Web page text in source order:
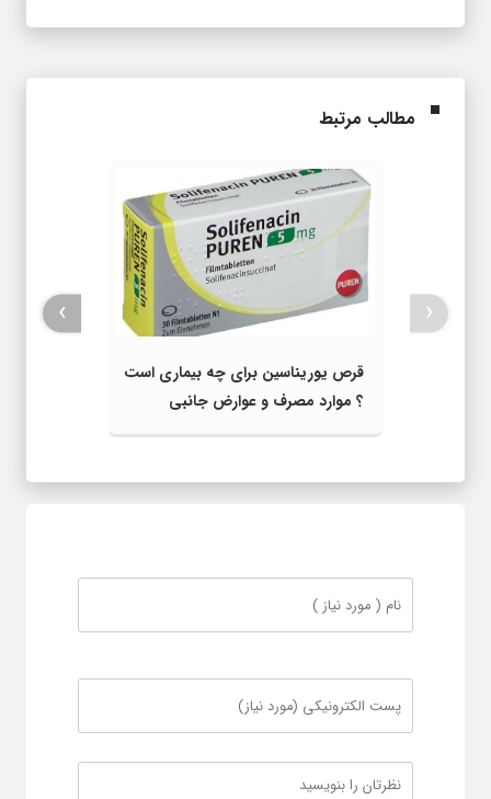
مطالب مرتبط
قرص یوریناسین برای چه بیماری است
؟ موارد مصرف و عوارض جانبی
‹
›